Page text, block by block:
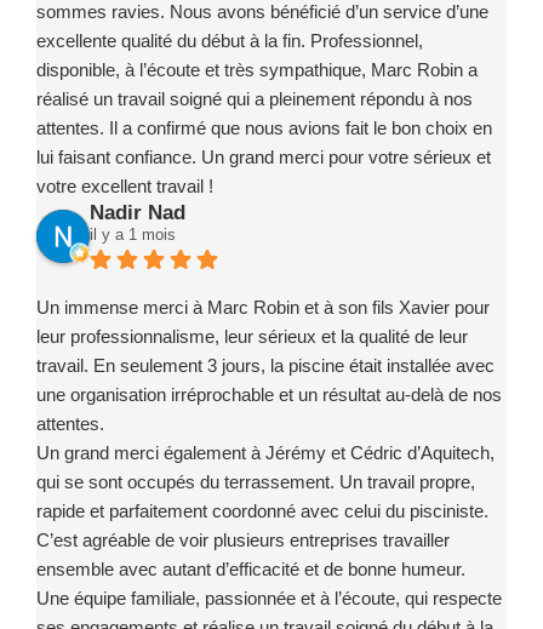
sommes ravies. Nous avons bénéficié d’un service d’une
excellente qualité du début à la fin. Professionnel,
disponible, à l’écoute et très sympathique, Marc Robin a
réalisé un travail soigné qui a pleinement répondu à nos
attentes. Il a confirmé que nous avions fait le bon choix en
lui faisant confiance. Un grand merci pour votre sérieux et
votre excellent travail !
Nadir Nad
il y a 1 mois
Un immense merci à Marc Robin et à son fils Xavier pour
leur professionnalisme, leur sérieux et la qualité de leur
travail. En seulement 3 jours, la piscine était installée avec
une organisation irréprochable et un résultat au-delà de nos
attentes.
Un grand merci également à Jérémy et Cédric d’Aquitech,
qui se sont occupés du terrassement. Un travail propre,
rapide et parfaitement coordonné avec celui du pisciniste.
C’est agréable de voir plusieurs entreprises travailler
ensemble avec autant d’efficacité et de bonne humeur.
Une équipe familiale, passionnée et à l’écoute, qui respecte